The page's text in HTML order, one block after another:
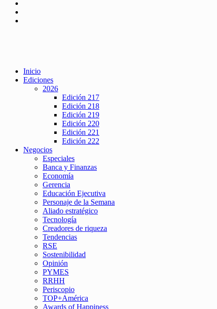
Inicio
Ediciones
2026
Edición 217
Edición 218
Edición 219
Edición 220
Edición 221
Edición 222
Negocios
Especiales
Banca y Finanzas
Economía
Gerencia
Educación Ejecutiva
Personaje de la Semana
Aliado estratégico
Tecnología
Creadores de riqueza
Tendencias
RSE
Sostenibilidad
Opinión
PYMES
RRHH
Periscopio
TOP+América
Awards of Happiness